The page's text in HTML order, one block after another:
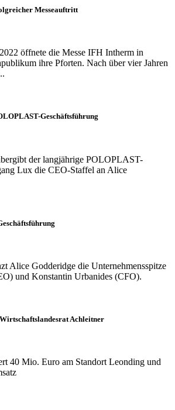
Messeauftritt
öffnete die Messe IFH Intherm in
ihre Pforten. Nach über vier Jahren
Geschäftsführung
der langjährige POLOPLAST-
Lux die CEO-Staffel an Alice
Alice Godderidge die Unternehmensspitze
und Konstantin Urbanides (CFO).
Achleitner
40 Mio. Euro am Standort Leonding und